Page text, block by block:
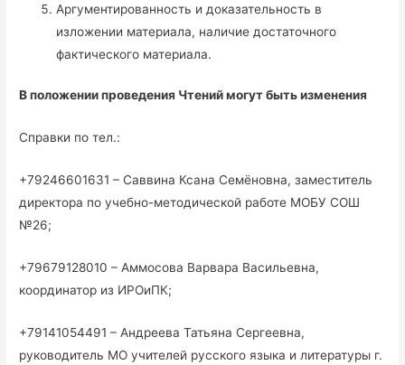
Аргументированность и доказательность в
изложении материала, наличие достаточного
фактического материала.
В положении проведения Чтений могут быть изменения
Справки по тел.:
+79246601631 – Саввина Ксана Семёновна, заместитель
директора по учебно-методической работе МОБУ СОШ
№26;
+79679128010 – Аммосова Варвара Васильевна,
координатор из ИРОиПК;
+79141054491 – Андреева Татьяна Сергеевна,
руководитель МО учителей русского языка и литературы г.